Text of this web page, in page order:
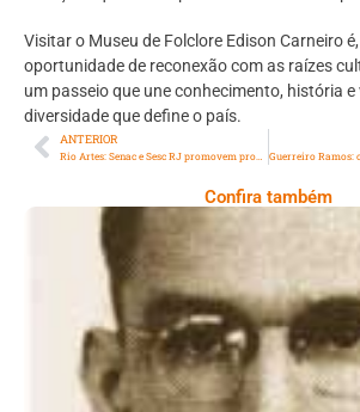
Visitar o Museu de Folclore Edison Carneiro
oportunidade de reconexão com as raízes
um passeio que une conhecimento, história
diversidade que define o país.
ANTERIOR
Rio Artes: Senac e Sesc RJ promovem programação especial durante a 18ª edição do evento
Confira também
Mário Alves, Um Dos
Da Ditadura Militar